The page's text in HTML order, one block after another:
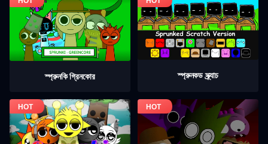
স্প্রুনকি গ্রিনকোর স্প্রুনকড স্ক্র্যাচ